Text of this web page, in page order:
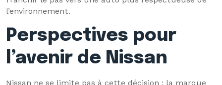
l’environnement.
Perspectives pour
l’avenir de Nissan
Nissan ne se limite pas à cette décision : la marque